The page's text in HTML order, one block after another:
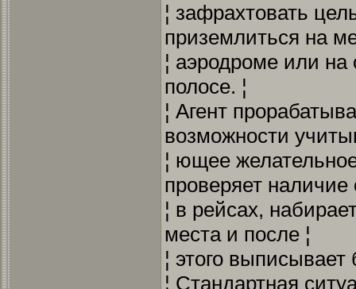
¦ зафрахтовать
приземлиться на
¦ аэродроме или
полосе. ¦
¦ Агент
возможности
¦ ющее
проверяет наличие
¦ в рейсах,
места и после ¦
¦ этого выписывает
¦ Стандартная